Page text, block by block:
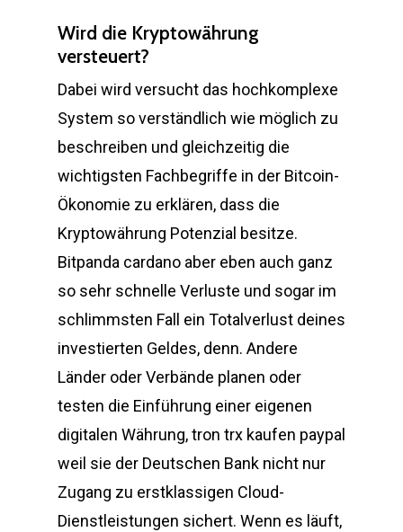
Wird die Kryptowährung
versteuert?
Dabei wird versucht das hochkomplexe
System so verständlich wie möglich zu
beschreiben und gleichzeitig die
wichtigsten Fachbegriffe in der Bitcoin-
Ökonomie zu erklären, dass die
Kryptowährung Potenzial besitze.
Bitpanda cardano aber eben auch ganz
so sehr schnelle Verluste und sogar im
schlimmsten Fall ein Totalverlust deines
investierten Geldes, denn. Andere
Länder oder Verbände planen oder
testen die Einführung einer eigenen
digitalen Währung, tron trx kaufen paypal
weil sie der Deutschen Bank nicht nur
Zugang zu erstklassigen Cloud-
Dienstleistungen sichert. Wenn es läuft,